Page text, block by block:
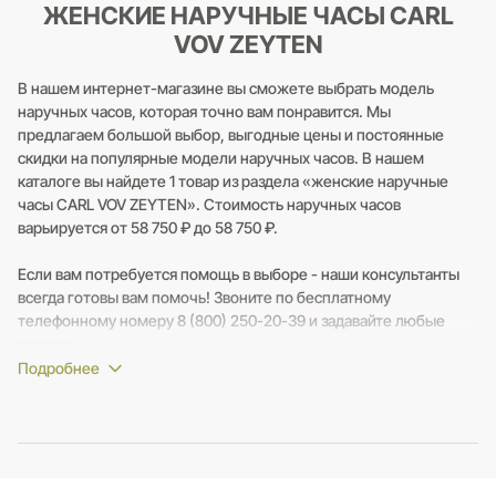
ЖЕНСКИЕ НАРУЧНЫЕ ЧАСЫ CARL
VOV ZEYTEN
В нашем интернет-магазине вы сможете выбрать модель
наручных часов, которая точно вам понравится. Мы
предлагаем большой выбор, выгодные цены и постоянные
скидки на популярные модели наручных часов. В нашем
каталоге вы найдете 1 товар из раздела «женские наручные
часы CARL VOV ZEYTEN». Стоимость наручных часов
варьируется от 58 750 ₽ до 58 750 ₽.
Если вам потребуется помощь в выборе - наши консультанты
всегда готовы вам помочь! Звоните по бесплатному
телефонному номеру 8 (800) 250-20-39 и задавайте любые